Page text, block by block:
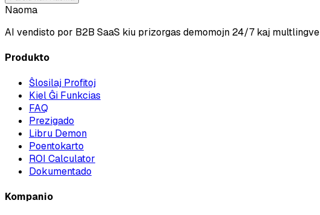
Naoma
AI vendisto por B2B SaaS kiu prizorgas demomojn 24/7 kaj multlingve
Produkto
Ŝlosilaj Profitoj
Kiel Ĝi Funkcias
FAQ
Prezigado
Libru Demon
Poentokarto
ROI Calculator
Dokumentado
Kompanio